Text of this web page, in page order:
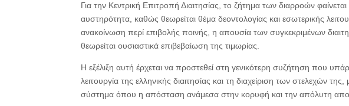
Για την Κεντρική Επιτροπή Διαιτησίας, το ζήτημα των διαρροών φαίνεται
αυστηρότητα, καθώς θεωρείται θέμα δεοντολογίας και εσωτερικής
ανακοίνωση περί επιβολής ποινής, η απουσία των συγκεκριμένων
θεωρείται ουσιαστικά επιβεβαίωση της τιμωρίας.
Η εξέλιξη αυτή έρχεται να προστεθεί στη γενικότερη συζήτηση που
λειτουργία της ελληνικής διαιτησίας και τη διαχείριση των στελεχών
σύστημα όπου η απόσταση ανάμεσα στην κορυφή και την απόλυτη